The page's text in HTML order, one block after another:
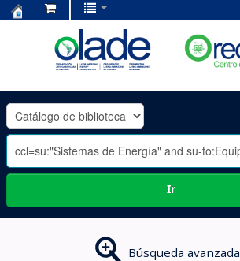
OLADE
-
Ir
Búsqueda avanzada